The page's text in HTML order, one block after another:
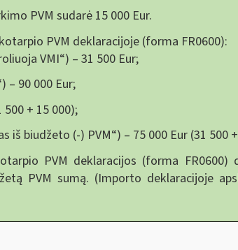
PVM sudarė 15 000 Eur.
PVM deklaracijoje (forma FR0600):
VMI“) – 31 500 Eur;
– 90 000 Eur;
+ 15 000);
biudžeto (-) PVM“) – 75 000 Eur (31 500
PVM deklaracijos (forma
PVM sumą. (Importo deklaracijoje